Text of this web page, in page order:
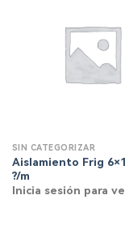
SIN CATEGORIZAR
Aislamiento Frig
?/m
Inicia sesión para